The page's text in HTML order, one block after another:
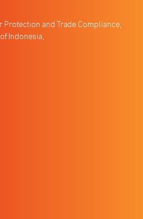
and Trade Compliance,
Indonesia,